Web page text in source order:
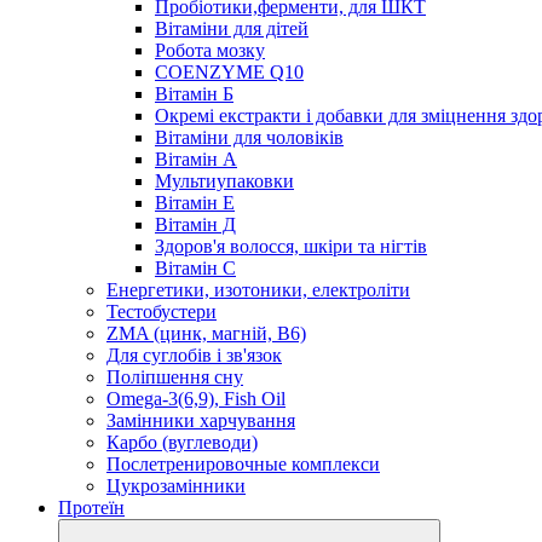
Пробіотики,ферменти, для ШКТ
Вітаміни для дітей
Робота мозку
COENZYME Q10
Вітамін Б
Окремі екстракти і добавки для зміцнення
Вітаміни для чоловіків
Вітамін А
Мультиупаковки
Вітамін Е
Вітамін Д
Здоров'я волосся, шкіри та нігтів
Вітамін С
Енергетики, изотоники, електроліти
Тестобустери
ZMA (цинк, магній, В6)
Для суглобів і зв'язок
Поліпшення сну
Omega-3(6,9), Fish Oil
Замінники харчування
Карбо (вуглеводи)
Послетренировочные комплекси
Цукрозамінники
Протеїн